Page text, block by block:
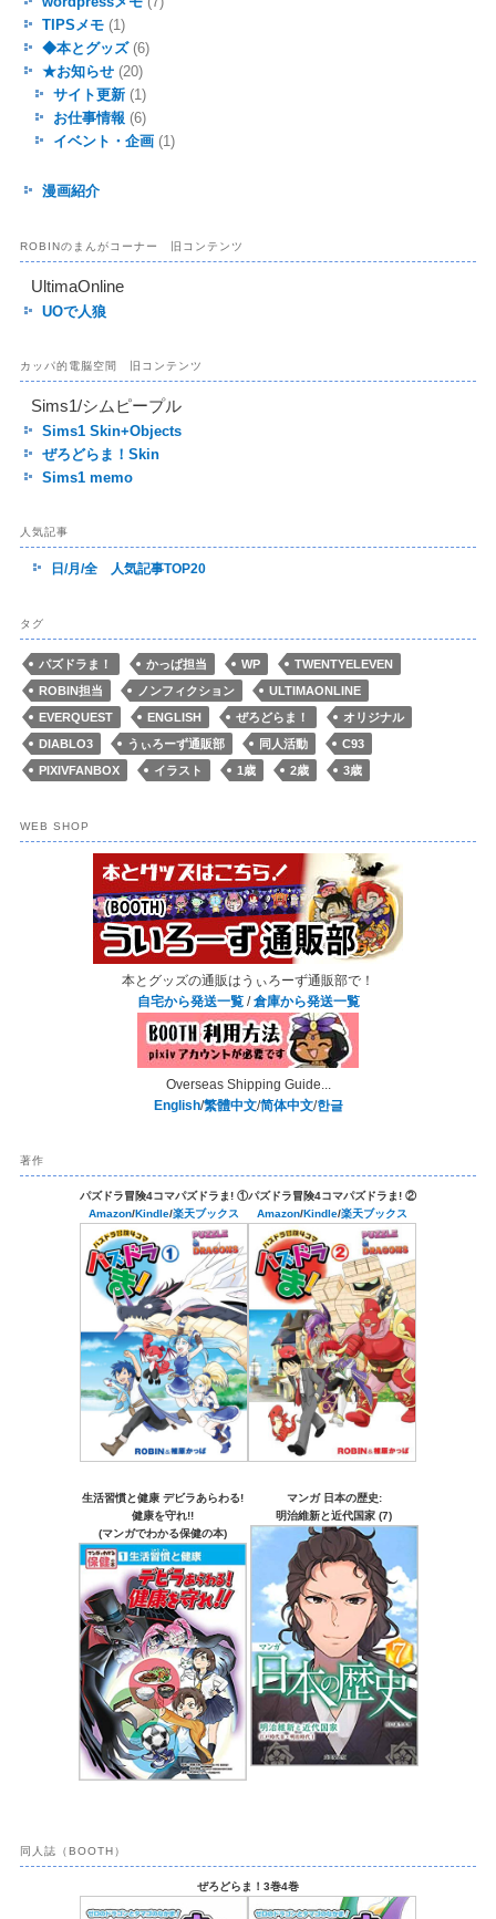
TIPSメモ(1)
◆本とグッズ(6)
★お知らせ(20)
サイト更新(1)
お仕事情報 (6)
イベント・企画(1)
漫画紹介
ROBINのまんがコーナー 旧コンテンツ
UltimaOnline
UOで人狼
カッパ的電脳空間 旧コンテンツ
Sims1/シムピープル
Sims1 Skin+Objects
ぜろどらま！Skin
Sims1 memo
人気記事
日/月/全 人気記事TOP20
タグ
パズドラま！ かっぱ担当 WP
TWENTYELEVEN
ROBIN担当
ノンフィクション
ULTIMAONLINE
EVERQUEST
ENGLISH ぜろどらま！
オリジナル
DIABLO3
うぃろーず通販部 同人活動
C93
PIXIVFANBOX
イラスト 1歳 2歳 3歳
WEB SHOP
本とグッズの通販はうぃろーず通販部で！
自宅から発送一覧/倉庫から発送一覧
Overseas Shipping Guide...
English/繁體中文/简体中文/한글
著作
パズドラ冒険4コマパズドラま! ①
Amazon/Kindle/楽天ブックス
パズドラ冒険4コマパズドラま! ②
Amazon/Kindle/楽天ブックス
生活習慣と健康 デビラあらわる!
健康を守れ!!
(マンガでわかる保健の本)
マンガ 日本の歴史:
明治維新と近代国家 (7)
同人誌（BOOTH）
ぜろどらま！3巻4巻